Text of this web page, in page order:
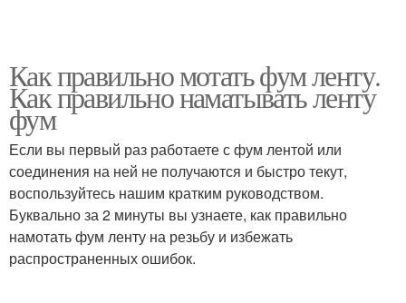
Как правильно мотать фум ленту.
Как правильно наматывать ленту
фум
Если вы первый раз работаете с фум лентой или
соединения на ней не получаются и быстро текут,
воспользуйтесь нашим кратким руководством.
Буквально за 2 минуты вы узнаете, как правильно
намотать фум ленту на резьбу и избежать
распространенных ошибок.